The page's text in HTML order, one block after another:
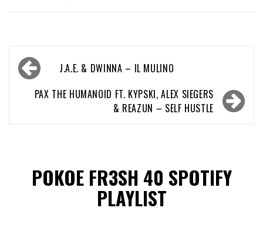
Bericht
navigatieJ.A.E. & DWINNA – IL MULINO
PAX THE HUMANOID FT. KYPSKI, ALEX SIEGERS
& REAZUN – SELF HUSTLE
POKOE FR3SH 40 SPOTIFY
PLAYLIST